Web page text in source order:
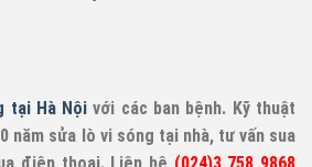
tại Hà Nội với các ban bệnh. Kỹthuật
năm sửa lò vi sóng tại nhà, tưvấn sua
điện thoại. Liên hệ (024)3 758 9868